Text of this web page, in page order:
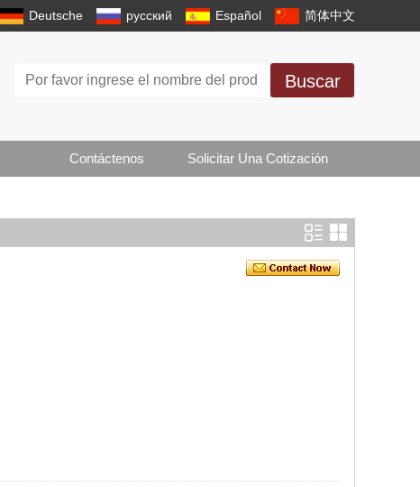
Deutsche русский Español 简体中文
Buscar
Contáctenos Solicitar Una Cotización